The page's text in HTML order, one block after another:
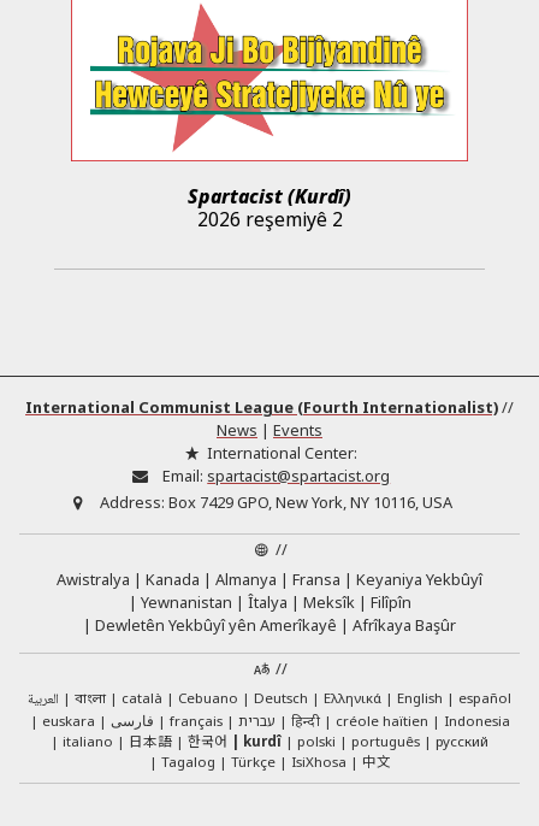
Spartacist (Kurdî)
2026 reşemiyê 2
International Communist League (Fourth Internationalist)//
News | Events
International Center:
Email: spartacist@spartacist.org
Address: Box 7429 GPO, New York, NY 10116, USA
//
Awistralya
Kanada Almanya Fransa
Keyaniya Yekbûyî
Yewnanistan
Îtalya Meksîk
Filîpîn
Dewletên Yekbûyî yên Amerîkayê
Afrîkaya Başûr
//
العربية বাংলা català Cebuano Deutsch Ελληνικά English
español
euskara
فارسی français עברית हिन्दी créole haïtien
Indonesia
italiano
日本語 한국어 kurdî polski português
русский
Tagalog
Türkçe IsiXhosa 中文